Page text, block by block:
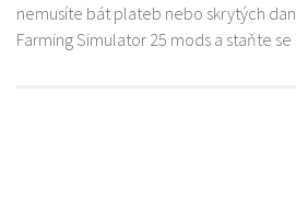
nemusíte bát plateb nebo skrytých
Farming Simulator 25 mods a staňte